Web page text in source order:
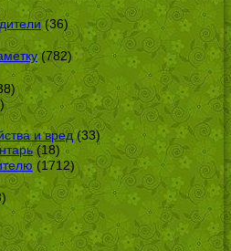
(36)
(782)
и вред(33)
(18)
(1712)